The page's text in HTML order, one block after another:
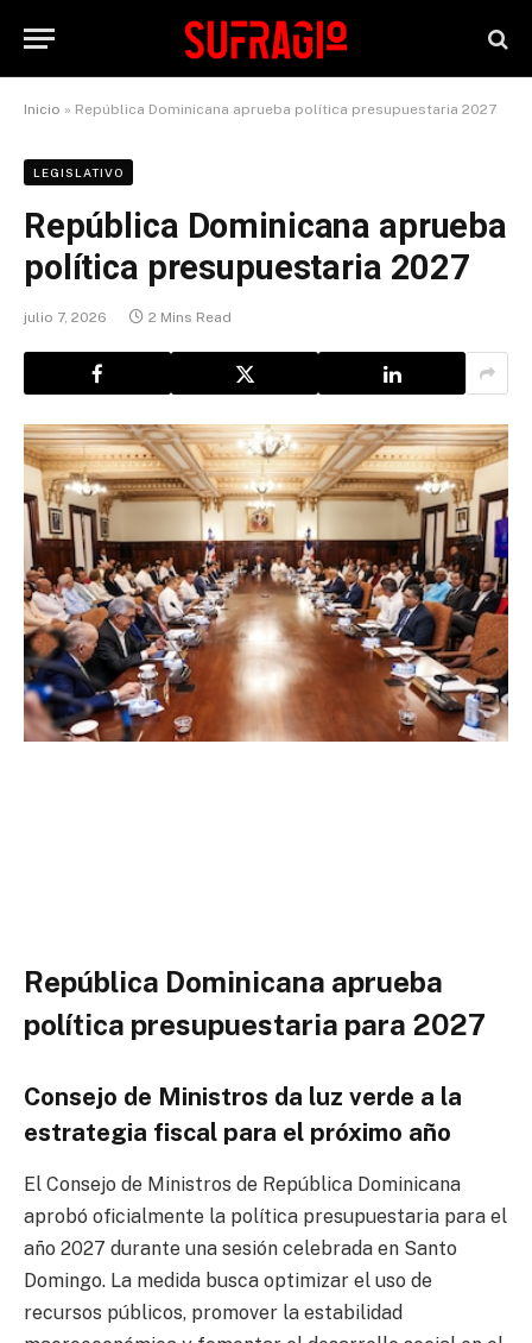
Inicio » República Dominicana aprueba política presupuestaria 2027
LEGISLATIVO
República Dominicana aprueba
política presupuestaria 2027
julio 7, 2026 2 Mins Read
República Dominicana aprueba
política presupuestaria para 2027
Consejo de Ministros da luz verde a la
estrategia fiscal para el próximo año
El Consejo de Ministros de República Dominicana
aprobó oficialmente la política presupuestaria para el
año 2027 durante una sesión celebrada en Santo
Domingo. La medida busca optimizar el uso de
recursos públicos, promover la estabilidad